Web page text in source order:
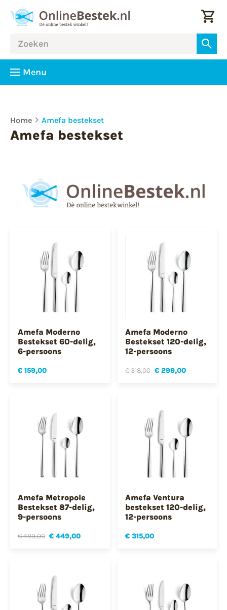
Menu
Home Amefa bestekset
Amefa bestekset
Amefa Moderno
Bestekset 60-delig,
6-persoons
€ 159,00
Amefa Moderno
Bestekset 120-delig,
12-persoons
€ 318,00 € 299,00
Amefa Metropole
Bestekset 87-delig,
9-persoons
€ 489,00 € 449,00
Amefa Ventura
bestekset 120-delig,
12-persoons
€ 315,00